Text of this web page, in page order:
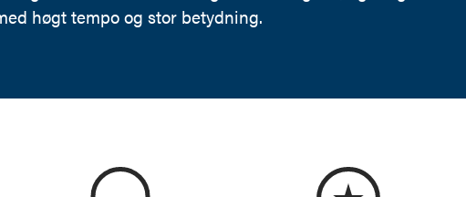
høgt tempo og stor betydning.